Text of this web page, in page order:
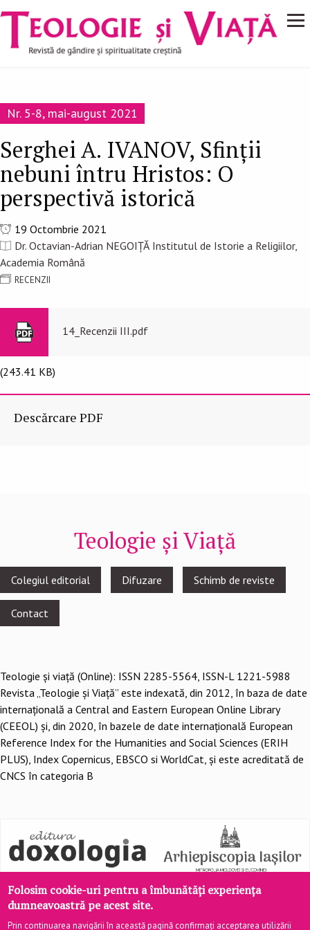
Mergi la conţinutul principal
Navigare
principală
Nr. 5-8, mai-august 2021
Serghei A. IVANOV, Sfinții
nebuni întru Hristos: O
perspectivă istorică
19 Octombrie 2021
Dr. Octavian-Adrian NEGOIȚĂ Institutul de Istorie a Religiilor,
Academia Română
RECENZII
14_Recenzii III.pdf
(243.41 KB)
Descărcare PDF
Teologie și Viață
Footer
menu
Colegiul editorial Difuzare Schimb de reviste
Contact
Teologie şi viaţă (Online): ISSN 2285-5564, ISSN-L 1221-5988
Revista „Teologie și Viață” este indexată, din 2012, în baza de date
internațională a Central and Eastern European Online Library
(CEEOL) și, din 2020, în bazele de date internațională European
Reference Index for the Humanities and Social Sciences (ERIH
PLUS), Index Copernicus, EBSCO si WorldCat, și este acreditată de
CNCS în categoria B
Folosim cookie-uri pentru a îmbunătăți experiența
dumneavoastră pe acest site.
Prin continuarea navigării în această pagină confirmați acceptarea utilizării